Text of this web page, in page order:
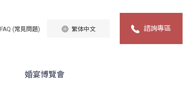
FAQ (常見問題) 繁体中文 諮詢專區
婚宴博覽會